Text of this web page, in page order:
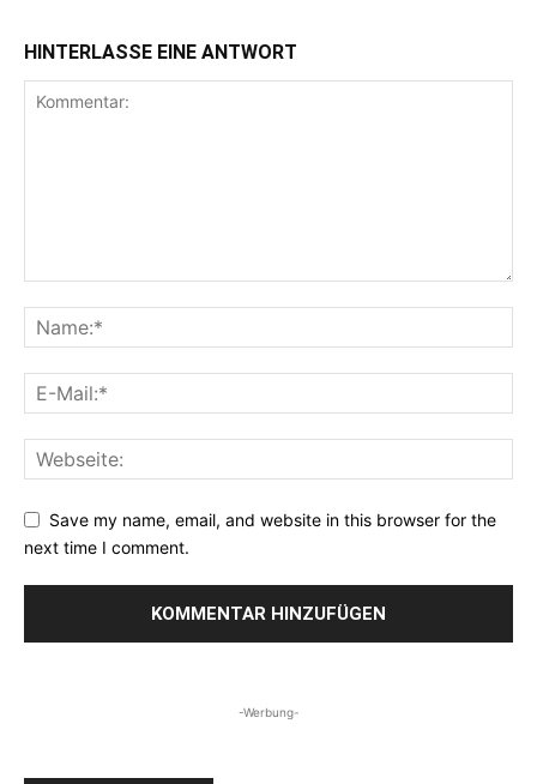
HINTERLASSE EINE ANTWORT
Save my name, email, and website in this browser for the
next time I comment.
-Werbung-